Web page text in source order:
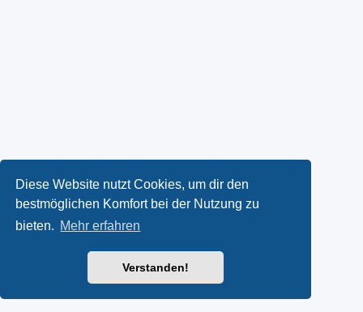
Diese Website nutzt Cookies, um dir den
bestmöglichen Komfort bei der Nutzung zu
bieten. Mehr erfahren
Verstanden!